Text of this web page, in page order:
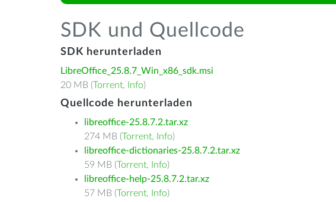
SDK und Quellcode
SDK herunterladen
LibreOffice_25.8.7_Win_x86_sdk.msi
20 MB (Torrent, Info)
Quellcode herunterladen
libreoffice-25.8.7.2.tar.xz
274 MB (Torrent, Info)
libreoffice-dictionaries-25.8.7.2.tar.xz
59 MB (Torrent, Info)
libreoffice-help-25.8.7.2.tar.xz
57 MB (Torrent, Info)